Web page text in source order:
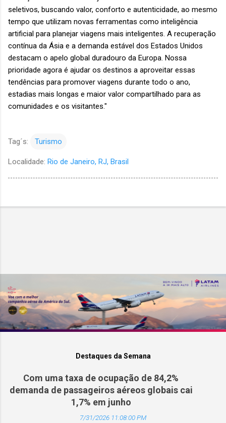
seletivos, buscando valor, conforto e autenticidade, ao mesmo
tempo que utilizam novas ferramentas como inteligência
artificial para planejar viagens mais inteligentes. A recuperação
contínua da Ásia e a demanda estável dos Estados Unidos
destacam o apelo global duradouro da Europa. Nossa
prioridade agora é ajudar os destinos a aproveitar essas
tendências para promover viagens durante todo o ano,
estadias mais longas e maior valor compartilhado para as
comunidades e os visitantes."
Tag´s: Turismo
Localidade: Rio de Janeiro, RJ, Brasil
Destaques da Semana
Com uma taxa de ocupação de 84,2%
demanda de passageiros aéreos globais cai
1,7% em junho
7/31/2026 11:08:00 PM